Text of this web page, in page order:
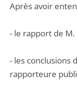
Après avoir
- le rapport de M.
- les conclusions
rapporteure